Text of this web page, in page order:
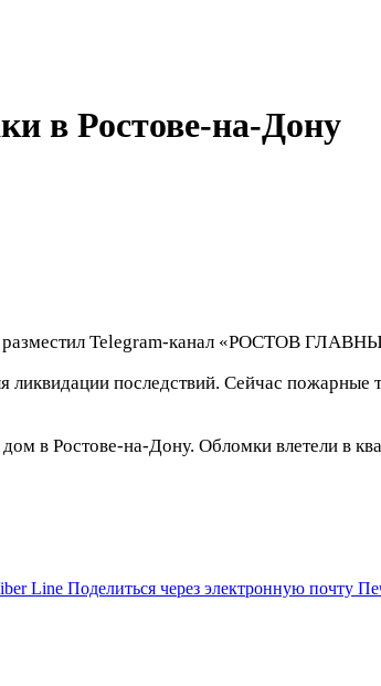
в Ростове-на-Дону
разместил Telegram-канал «РОСТОВ
последствий. Сейчас пожарные
в Ростове-на-Дону. Обломки влетели в
Line Поделиться через электронную почту